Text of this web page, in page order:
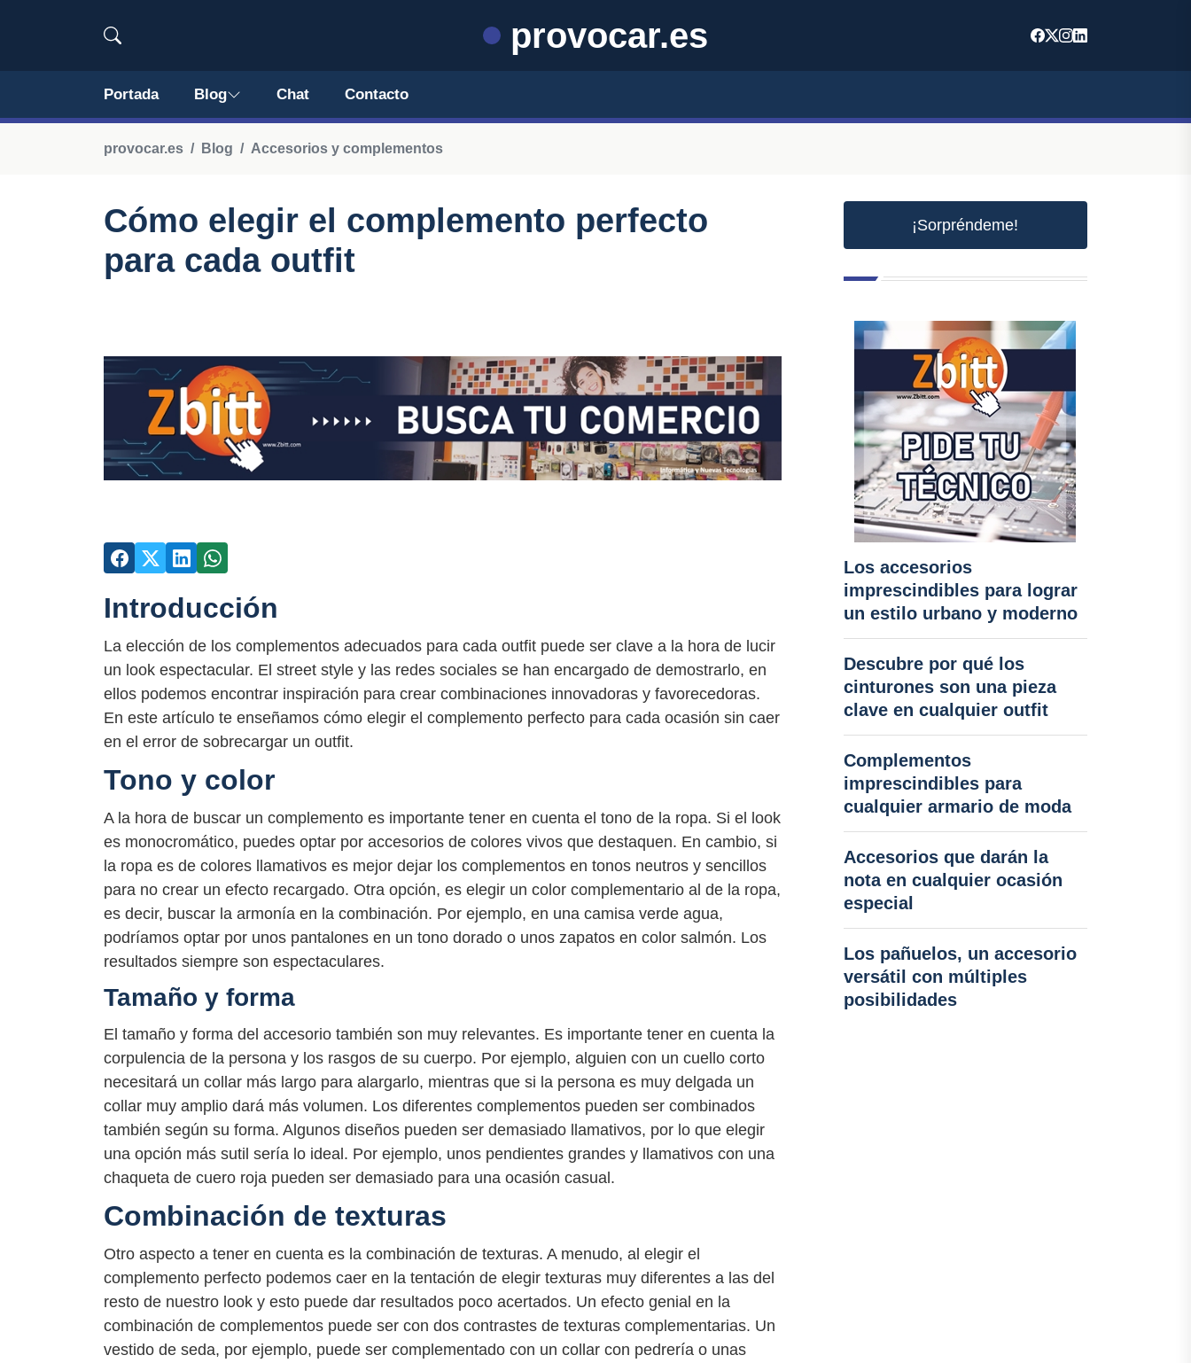
provocar.es
Portada Blog Chat Contacto
provocar.es Blog Accesorios y complementos
Cómo elegir el complemento perfecto
para cada outfit
Introducción
La elección de los complementos adecuados para cada outfit puede ser clave a la hora de lucir
un look espectacular. El street style y las redes sociales se han encargado de demostrarlo, en
ellos podemos encontrar inspiración para crear combinaciones innovadoras y favorecedoras.
En este artículo te enseñamos cómo elegir el complemento perfecto para cada ocasión sin caer
en el error de sobrecargar un outfit.
Tono y color
A la hora de buscar un complemento es importante tener en cuenta el tono de la ropa. Si el look
es monocromático, puedes optar por accesorios de colores vivos que destaquen. En cambio, si
la ropa es de colores llamativos es mejor dejar los complementos en tonos neutros y sencillos
para no crear un efecto recargado. Otra opción, es elegir un color complementario al de la ropa,
es decir, buscar la armonía en la combinación. Por ejemplo, en una camisa verde agua,
podríamos optar por unos pantalones en un tono dorado o unos zapatos en color salmón. Los
resultados siempre son espectaculares.
Tamaño y forma
El tamaño y forma del accesorio también son muy relevantes. Es importante tener en cuenta la
corpulencia de la persona y los rasgos de su cuerpo. Por ejemplo, alguien con un cuello corto
necesitará un collar más largo para alargarlo, mientras que si la persona es muy delgada un
collar muy amplio dará más volumen. Los diferentes complementos pueden ser combinados
también según su forma. Algunos diseños pueden ser demasiado llamativos, por lo que elegir
una opción más sutil sería lo ideal. Por ejemplo, unos pendientes grandes y llamativos con una
chaqueta de cuero roja pueden ser demasiado para una ocasión casual.
Combinación de texturas
Otro aspecto a tener en cuenta es la combinación de texturas. A menudo, al elegir el
complemento perfecto podemos caer en la tentación de elegir texturas muy diferentes a las del
resto de nuestro look y esto puede dar resultados poco acertados. Un efecto genial en la
combinación de complementos puede ser con dos contrastes de texturas complementarias. Un
vestido de seda, por ejemplo, puede ser complementado con un collar con pedrería o unas
¡Sorpréndeme!
Los accesorios
imprescindibles para lograr
un estilo urbano y moderno
Descubre por qué los
cinturones son una pieza
clave en cualquier outfit
Complementos
imprescindibles para
cualquier armario de moda
Accesorios que darán la
nota en cualquier ocasión
especial
Los pañuelos, un accesorio
versátil con múltiples
posibilidades